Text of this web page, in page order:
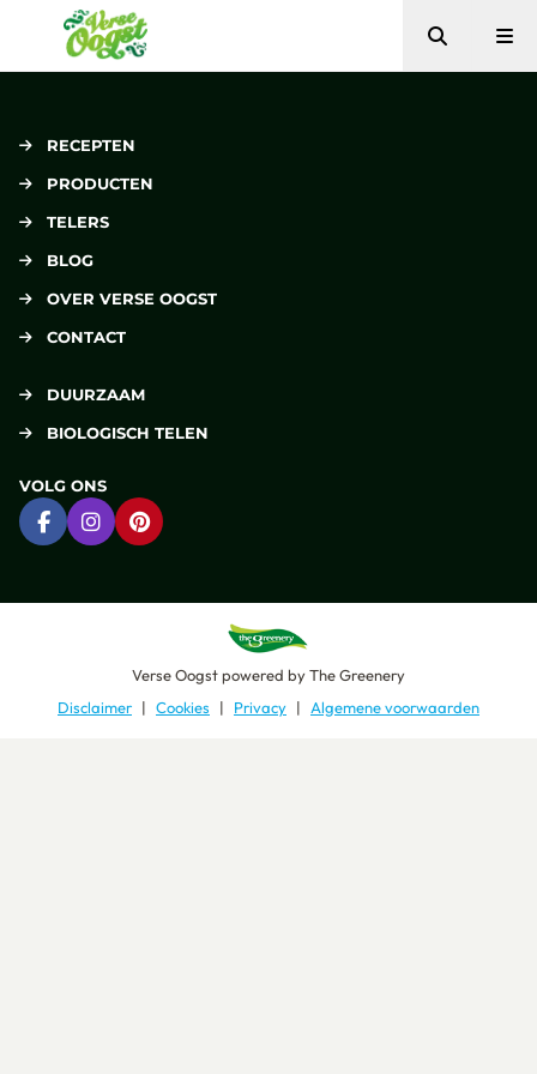
Verse Oogst
Zoeken
RECEPTEN
PRODUCTEN
TELERS
BLOG
OVER VERSE OOGST
CONTACT
DUURZAAM
BIOLOGISCH TELEN
VOLG ONS
Ga naar Facebook
Ga naar Instagram
Ga naar Pinterest
Verse Oogstpowered byThe Greenery
Disclaimer
Cookies Privacy Algemene voorwaarden